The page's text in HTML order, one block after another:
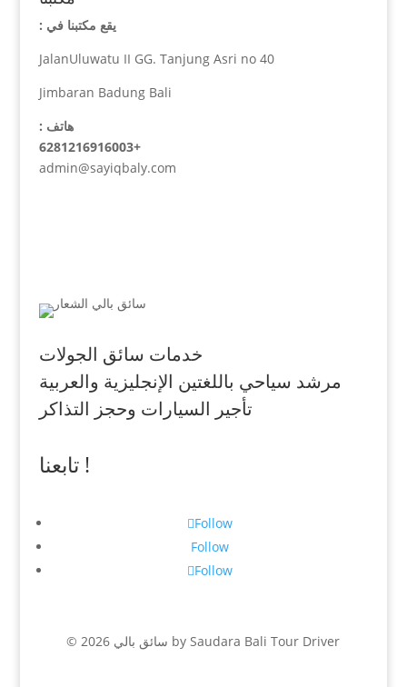
يقع مكتبنا في :
JalanUluwatu II GG. Tanjung Asri no 40
Jimbaran Badung Bali
هاتف :
+6281216916003
admin@sayiqbaly.com
خدمات سائق الجولات
مرشد سياحي باللغتين الإنجليزية والعربية
تأجير السيارات وحجز التذاكر
تابعنا !
Follow
Follow
Follow
© 2026 سائق بالي by Saudara Bali Tour Driver